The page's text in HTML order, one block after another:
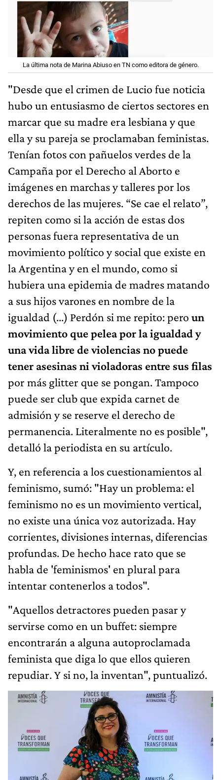
La última nota de Marina Abiuso en TN como editora de género.
"Desde que el crimen de Lucio fue noticia
hubo un entusiasmo de ciertos sectores en
marcar que su madre era lesbiana y que
ella y su pareja se proclamaban feministas.
Tenían fotos con pañuelos verdes de la
Campaña por el Derecho al Aborto e
imágenes en marchas y talleres por los
derechos de las mujeres. “Se cae el relato”,
repiten como si la acción de estas dos
personas fuera representativa de un
movimiento político y social que existe en
la Argentina y en el mundo, como si
hubiera una epidemia de madres matando
a sus hijos varones en nombre de la
igualdad (...) Perdón si me repito: pero un
movimiento que pelea por la igualdad y
una vida libre de violencias no puede
tener asesinas ni violadoras entre sus filas
por más glitter que se pongan. Tampoco
puede ser club que expida carnet de
admisión y se reserve el derecho de
permanencia. Literalmente no es posible",
detalló la periodista en su artículo.
Y, en referencia a los cuestionamientos al
feminismo, sumó: "Hay un problema: el
feminismo no es un movimiento vertical,
no existe una única voz autorizada. Hay
corrientes, divisiones internas, diferencias
profundas. De hecho hace rato que se
habla de 'feminismos' en plural para
intentar contenerlos a todos".
"Aquellos detractores pueden pasar y
servirse como en un buffet: siempre
encontrarán a alguna autoproclamada
feminista que diga lo que ellos quieren
repudiar. Y si no, la inventan", puntualizó.